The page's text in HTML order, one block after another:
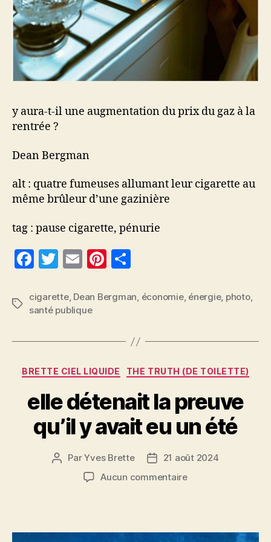
y aura-t-il une augmentation du prix du gaz à la
rentrée ?
Dean Bergman
alt : quatre fumeuses allumant leur cigarette au
même brûleur d’une gazinière
tag : pause cigarette, pénurie
F
c
e
b
o
k
T
itt
er
E
ai
l
Pi
er
t
rt
g
Étiquettes
cigarette, Dean Bergman, économie, énergie, photo,
santé publique
Catégories
BRETTE CIEL LIQUIDE THE TRUTH (DE TOILETTE)
elle détenait la preuve
qu’il y avait eu un été
Auteur
l’article
ParYves Brette
Date21 août 2024
Aucun commentairesur